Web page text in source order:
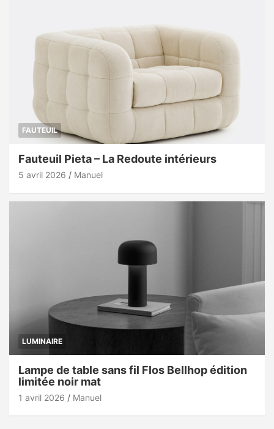
FAUTEUIL
Fauteuil Pieta – La Redoute intérieurs
5 avril 2026 Manuel
LUMINAIRE
Lampe de table sans fil Flos Bellhop édition
limitée noir mat
1 avril 2026 Manuel